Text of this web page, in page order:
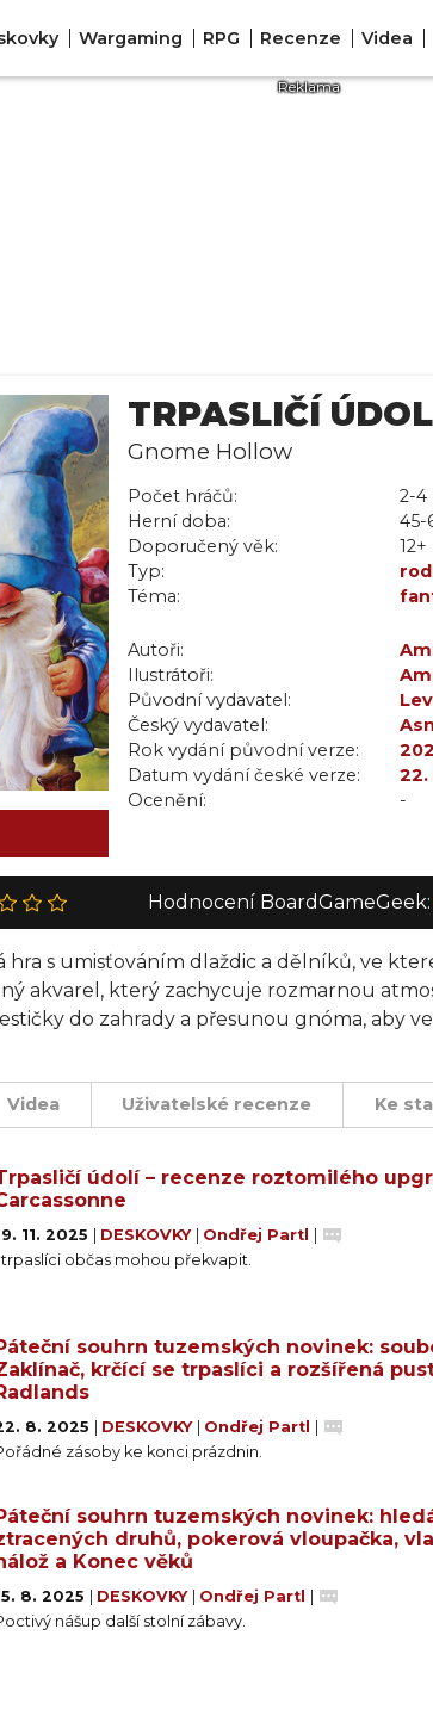
Wargaming RPG Recenze Videa
TRPASLIČÍ
Gnome Hollow
Počet hráčů:
2-4
Herní doba:
45-
Doporučený věk:
12+
Typ:
Téma:
Autoři:
Ilustrátoři:
Původní vydavatel:
Český vydavatel:
Rok vydání původní verze:
Datum vydání české verze:
22.
Ocenění:
-
Hodnocení BoardGameGeek:
s umisťováním dlaždic a dělníků, ve
akvarel, který zachycuje rozmarnou
do zahrady a přesunou gnóma, aby
Videa Uživatelské recenze Ke
údolí – recenze roztomilého
11. 2025 DESKOVKY Ondřej Partl
trpaslíci občas mohou překvapit.
souhrn tuzemských novinek:
krčící se trpaslíci a rozšířená
8. 2025 DESKOVKY Ondřej Partl
zásoby ke konci prázdnin.
souhrn tuzemských novinek:
druhů, pokerová vloupačka,
a Konec věků
8. 2025 DESKOVKY Ondřej Partl
nášup další stolní zábavy.